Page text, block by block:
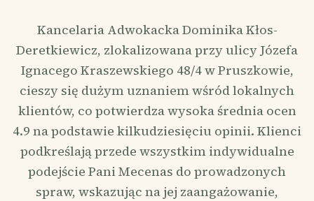
Kancelaria Adwokacka Dominika Kłos-
Deretkiewicz, zlokalizowana przy ulicy Józefa
Ignacego Kraszewskiego 48/4 w Pruszkowie,
cieszy się dużym uznaniem wśród lokalnych
klientów, co potwierdza wysoka średnia ocen
4.9 na podstawie kilkudziesięciu opinii. Klienci
podkreślają przede wszystkim indywidualne
podejście Pani Mecenas do prowadzonych
spraw, wskazując na jej zaangażowanie,